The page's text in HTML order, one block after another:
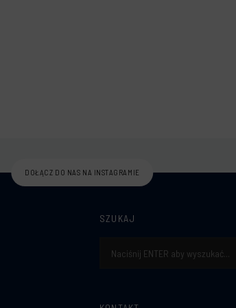
DOŁĄCZ DO NAS NA INSTAGRAMIE
SZUKAJ